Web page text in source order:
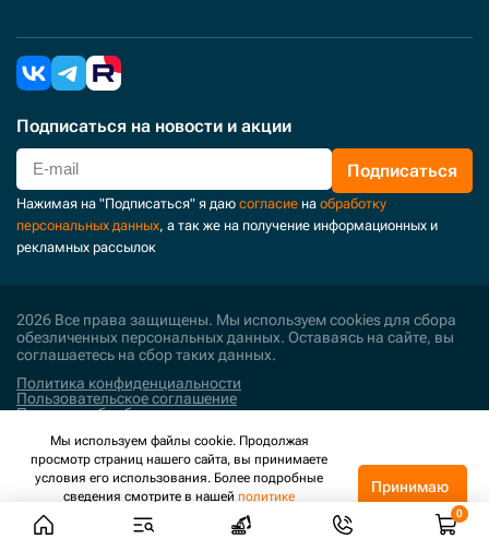
Подписаться на новости и акции
Подписаться
Нажимая на "Подписаться" я даю согласие на обработку
персональных данных, а так же на получение информационных и
рекламных рассылок
2026 Все права защищены. Мы используем cookies для сбора
обезличенных персональных данных. Оставаясь на сайте, вы
соглашаетесь на сбор таких данных.
Политика конфиденциальности
Пользовательское соглашение
Политика обработки персональных данных
Поддержка и развитие
Мы используем файлы cookie. Продолжая
просмотр страниц нашего сайта, вы принимаете
условия его использования. Более подробные
сведения смотрите в нашей политике
конфиденциальности.
Принимаю